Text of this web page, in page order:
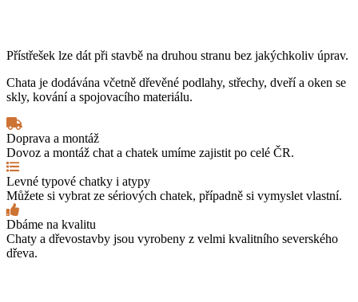
Přístřešek lze dát při stavbě na druhou stranu bez jakýchkoliv úprav.
Chata je dodávána včetně dřevěné podlahy, střechy, dveří a oken se
skly, kování a spojovacího materiálu.
Doprava a montáž
Dovoz a montáž chat a chatek umíme zajistit po celé ČR.
Levné typové chatky i atypy
Můžete si vybrat ze sériových chatek, případně si vymyslet vlastní.
Dbáme na kvalitu
Chaty a dřevostavby jsou vyrobeny z velmi kvalitního severského
dřeva.